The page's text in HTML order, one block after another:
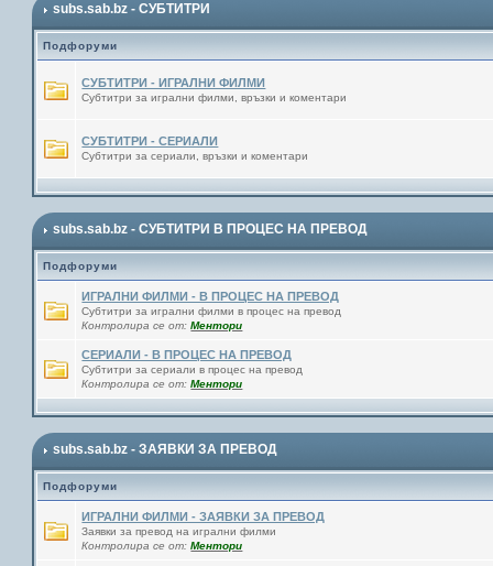
subs.sab.bz - СУБТИТРИ
Подфоруми
СУБТИТРИ - ИГРАЛНИ ФИЛМИ
Субтитри за игрални филми, връзки и коментари
СУБТИТРИ - СЕРИАЛИ
Субтитри за сериали, връзки и коментари
subs.sab.bz - СУБТИТРИ В ПРОЦЕС НА ПРЕВОД
Подфоруми
ИГРАЛНИ ФИЛМИ - В ПРОЦЕС НА ПРЕВОД
Субтитри за игрални филми в процес на превод
Контролира се от:Ментори
СЕРИАЛИ - В ПРОЦЕС НА ПРЕВОД
Субтитри за сериали в процес на превод
Контролира се от:Ментори
subs.sab.bz - ЗАЯВКИ ЗА ПРЕВОД
Подфоруми
ИГРАЛНИ ФИЛМИ - ЗАЯВКИ ЗА ПРЕВОД
Заявки за превод на игрални филми
Контролира се от:Ментори